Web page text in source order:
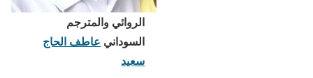
الروائي والمترجم
السوداني عاطف الحاج
سعيد